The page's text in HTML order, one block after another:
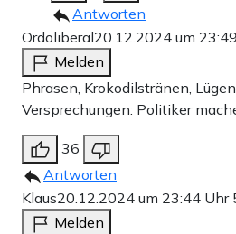
Antworten
Ordoliberal20.12.2024 um
Melden
Phrasen, Krokodilstränen,
Versprechungen: Politiker
36
Antworten
Klaus20.12.2024 um 23:44 Uhr
Melden